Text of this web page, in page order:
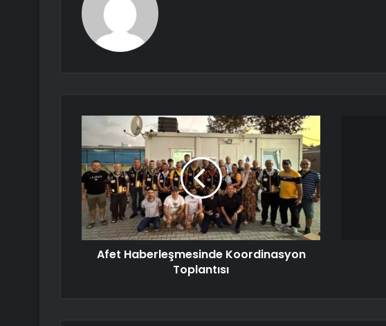
Afet Haberleşmesinde Koordinasyon
Toplantısı